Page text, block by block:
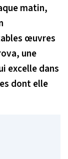
matin,
œuvres
une
excelle dans
dont elle